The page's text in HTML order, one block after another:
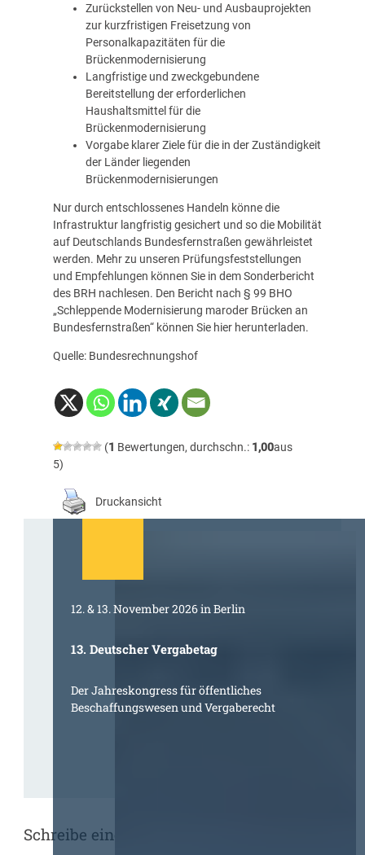
Zurückstellen von Neu- und Ausbauprojekten
zur kurzfristigen Freisetzung von
Personalkapazitäten für die
Brückenmodernisierung
Langfristige und zweckgebundene
Bereitstellung der erforderlichen
Haushaltsmittel für die
Brückenmodernisierung
Vorgabe klarer Ziele für die in der Zuständigkeit
der Länder liegenden
Brückenmodernisierungen
Nur durch entschlossenes Handeln könne die
Infrastruktur langfristig gesichert und so die Mobilität
auf Deutschlands Bundesfernstraßen gewährleistet
werden. Mehr zu unseren Prüfungsfeststellungen
und Empfehlungen können Sie in dem Sonderbericht
des BRH nachlesen. Den Bericht nach § 99 BHO
„Schleppende Modernisierung maroder Brücken an
Bundesfernstraßen“ können Sie hierherunterladen.
Quelle: Bundesrechnungshof
(1 Bewertungen, durchschn.: 1,00aus
5)
Druckansicht
12. & 13. November 2026 in Berlin
13. Deutscher Vergabetag
Der Jahreskongress für öffentliches
Beschaffungswesen und Vergaberecht
Schreibe einen Kommentar